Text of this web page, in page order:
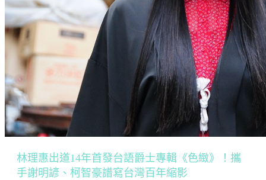
林理惠出道14年首發台語爵士專輯《色緻》！攜
手謝明諺、柯智豪譜寫台灣百年縮影